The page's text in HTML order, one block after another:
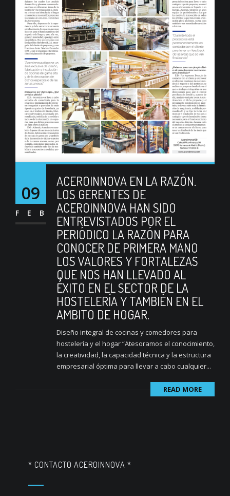
09
FEB
ACEROINNOVA EN LA RAZÓN.
LOS GERENTES DE
ACEROINNOVA HAN SIDO
ENTREVISTADOS POR EL
PERIÓDICO LA RAZÓN PARA
CONOCER DE PRIMERA MANO
LOS VALORES Y FORTALEZAS
QUE NOS HAN LLEVADO AL
ÉXITO EN EL SECTOR DE LA
HOSTELERÍA Y TAMBIÉN EN EL
AMBITO DE HOGAR.
Diseño integral de cocinas y comedores para
hostelería y el hogar “Atesoramos el conocimiento,
la creatividad, la capacidad técnica y la estructura
empresarial óptima para llevar a cabo cualquier...
READ MORE
* CONTACTO ACEROINNOVA *